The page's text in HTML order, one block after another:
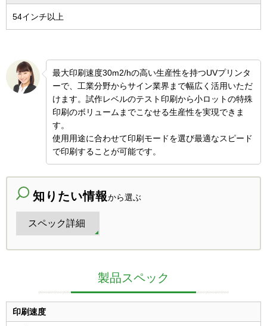
54インチ以上
最大印刷速度30m2/hの高い生産性を持つUVプリンタ
ーで、工業分野からサイン業界まで幅広く活用いただ
けます。試作レベルのテスト印刷から小ロットの特殊
印刷のボリュームまでこなせる生産性を実現できま
す。
使用用途に合わせて印刷モードを選び最適なスピード
で印刷することが可能です。
知りたい情報から選ぶ
スペック詳細
製品スペック
印刷速度